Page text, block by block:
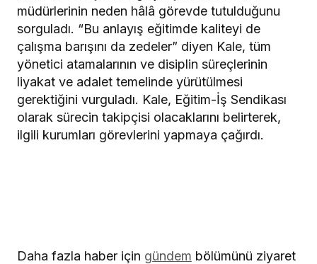
müdürlerinin neden hâlâ görevde tutulduğunu
sorguladı. “Bu anlayış eğitimde kaliteyi de
çalışma barışını da zedeler” diyen Kale, tüm
yönetici atamalarının ve disiplin süreçlerinin
liyakat ve adalet temelinde yürütülmesi
gerektiğini vurguladı. Kale, Eğitim-İş Sendikası
olarak sürecin takipçisi olacaklarını belirterek,
ilgili kurumları görevlerini yapmaya çağırdı.
Daha fazla haber için gündem bölümünü ziyaret